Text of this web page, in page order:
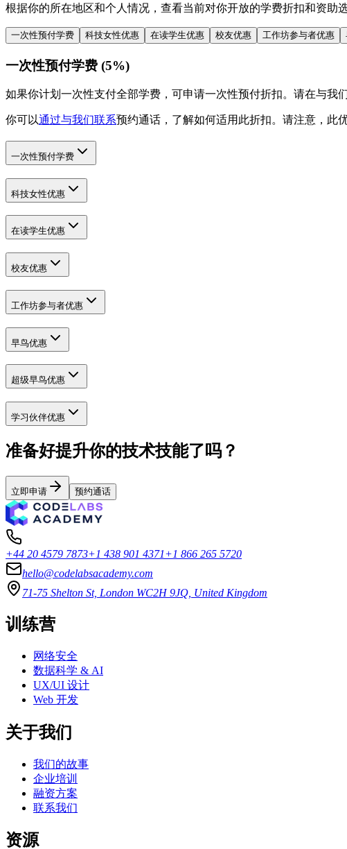
根据你的所在地区和个人情况，查看当前对你开放的学费折扣和资助选
一次性预付学费 科技女性优惠 在读学生优惠 校友优惠 工作坊参与者优惠
一次性预付学费 (5%)
如果你计划一次性支付全部学费，可申请一次性预付折扣。请在与我
你可以通过与我们联系预约通话，了解如何适用此折扣。请注意，此
一次性预付学费
科技女性优惠
在读学生优惠
校友优惠
工作坊参与者优惠
早鸟优惠
超级早鸟优惠
学习伙伴优惠
准备好提升你的技术技能了吗？
立即申请 预约通话
+44 20 4579 7873+1 438 901 4371+1 866 265 5720
hello@codelabsacademy.com
71-75 Shelton St, London WC2H 9JQ, United Kingdom
训练营
网络安全
数据科学 & AI
UX/UI 设计
Web 开发
关于我们
我们的故事
企业培训
融资方案
联系我们
资源